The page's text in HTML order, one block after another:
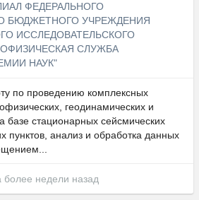
ФЕДЕРАЛЬНОГО
БЮДЖЕТНОГО УЧРЕЖДЕНИЯ
ИССЛЕДОВАТЕЛЬСКОГО
СЛУЖБА
НАУК"
по проведению комплексных
геодинамических и
базе стационарных сейсмических
пунктов, анализ и обработка данных
более недели назад